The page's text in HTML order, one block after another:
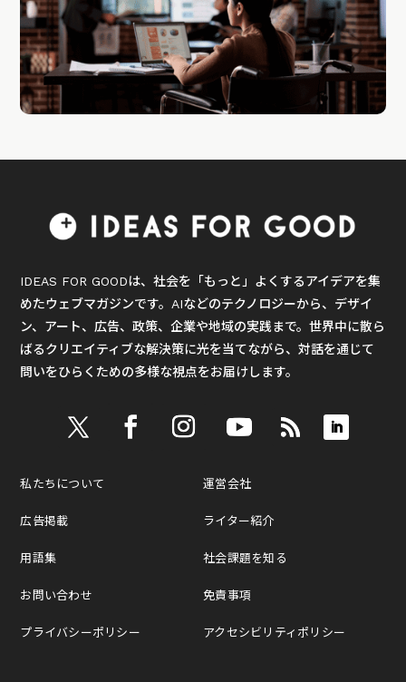
IDEAS FOR GOODは、社会を「もっと」よくするアイデアを集
めたウェブマガジンです。AIなどのテクノロジーから、デザイ
ン、アート、広告、政策、企業や地域の実践まで。世界中に散ら
ばるクリエイティブな解決策に光を当てながら、対話を通じて
問いをひらくための多様な視点をお届けします。
私たちについて
広告掲載
用語集
お問い合わせ
プライバシーポリシー
運営会社
ライター紹介
社会課題を知る
免責事項
アクセシビリティポリシー